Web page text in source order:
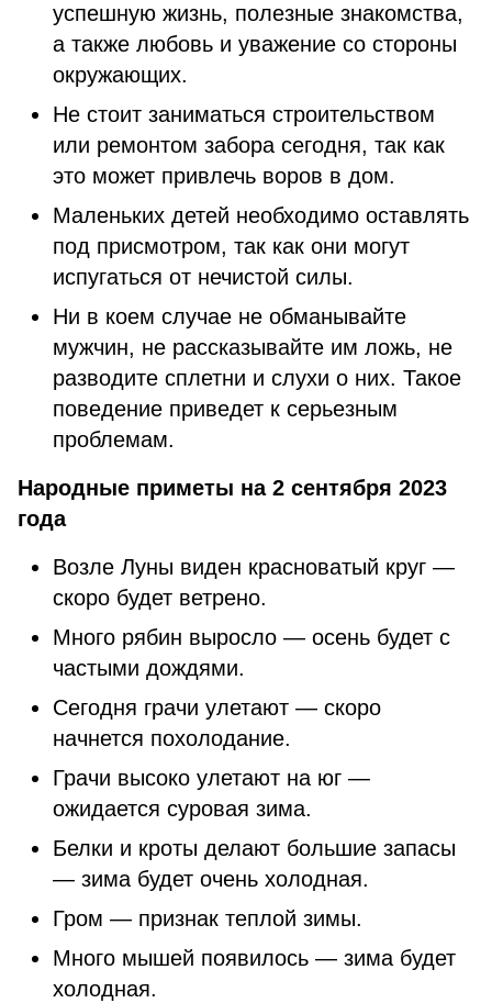
успешную жизнь, полезные знакомства,
а также любовь и уважение со стороны
окружающих.
Не стоит заниматься строительством
или ремонтом забора сегодня, так как
это может привлечь воров в дом.
Маленьких детей необходимо оставлять
под присмотром, так как они могут
испугаться от нечистой силы.
Ни в коем случае не обманывайте
мужчин, не рассказывайте им ложь, не
разводите сплетни и слухи о них. Такое
поведение приведет к серьезным
проблемам.
Народные приметы на 2 сентября 2023
года
Возле Луны виден красноватый круг —
скоро будет ветрено.
Много рябин выросло — осень будет с
частыми дождями.
Сегодня грачи улетают — скоро
начнется похолодание.
Грачи высоко улетают на юг —
ожидается суровая зима.
Белки и кроты делают большие запасы
— зима будет очень холодная.
Гром — признак теплой зимы.
Много мышей появилось — зима будет
холодная.